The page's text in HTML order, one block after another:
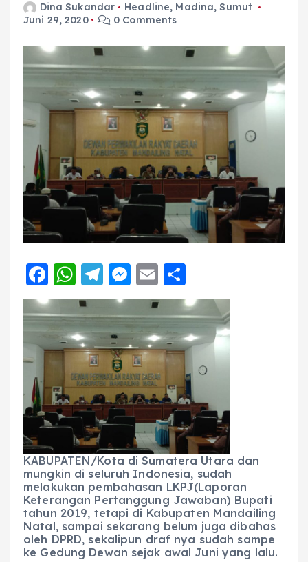
Dina Sukandar Headline, Madina,Sumut
Juni 29, 2020
0 Comments
F
a
c
e
b
o
o
k
W
h
a
ts
A
p
p
T
el
e
g
r
a
m
M
e
ss
e
n
g
er
E
m
ai
l
h
a
re
KABUPATEN/Kota di Sumatera Utara dan
mungkin di seluruh Indonesia, sudah
melakukan pembahasan LKPJ(Laporan
Keterangan Pertanggung Jawaban) Bupati
tahun 2019, tetapi di Kabupaten Mandailing
Natal, sampai sekarang belum juga dibahas
oleh DPRD, sekalipun draf nya sudah sampe
ke Gedung Dewan sejak awal Juni yang lalu.